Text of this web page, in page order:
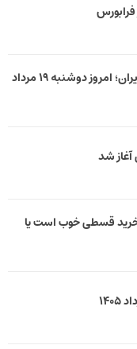
قیمت دلار و یورو مرکز مبادله ایران؛ امروز دوشنبه ۱۹ مرداد
شد
خرید قسطی خوب است یا